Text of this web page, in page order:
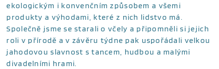
ekologickým i konvenčním způsobem a všemi
produkty a výhodami, které z nich lidstvo má.
Společně jsme se starali o včely a připomněli si jejich
roli v přírodě a v závěru týdne pak uspořádali velkou
jahodovou slavnost s tancem, hudbou a malými
divadelními hrami.